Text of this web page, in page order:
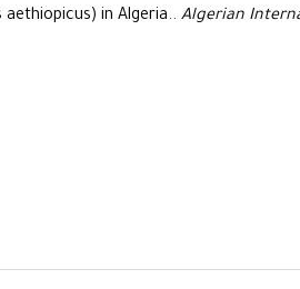
aethiopicus) in Algeria.. Algerian